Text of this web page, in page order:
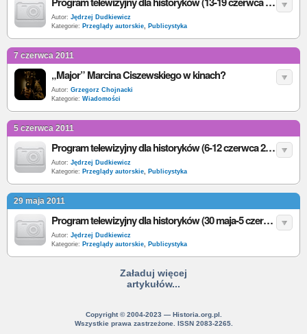
Autor: Jędrzej Dudkiewicz
Kategorie: Przeglądy autorskie, Publicystyka
7 czerwca 2011
„Major” Marcina Ciszewskiego w kinach?
Autor: Grzegorz Chojnacki
Kategorie: Wiadomości
5 czerwca 2011
Program telewizyjny dla historyków (6-12 czerwca 2011)
Autor: Jędrzej Dudkiewicz
Kategorie: Przeglądy autorskie, Publicystyka
29 maja 2011
Program telewizyjny dla historyków (30 maja-5 czerwca 2011)
Autor: Jędrzej Dudkiewicz
Kategorie: Przeglądy autorskie, Publicystyka
Załaduj więcej
artykułów...
Copyright © 2004-2023 — Historia.org.pl.
Wszystkie prawa zastrzeżone. ISSN 2083-2265.